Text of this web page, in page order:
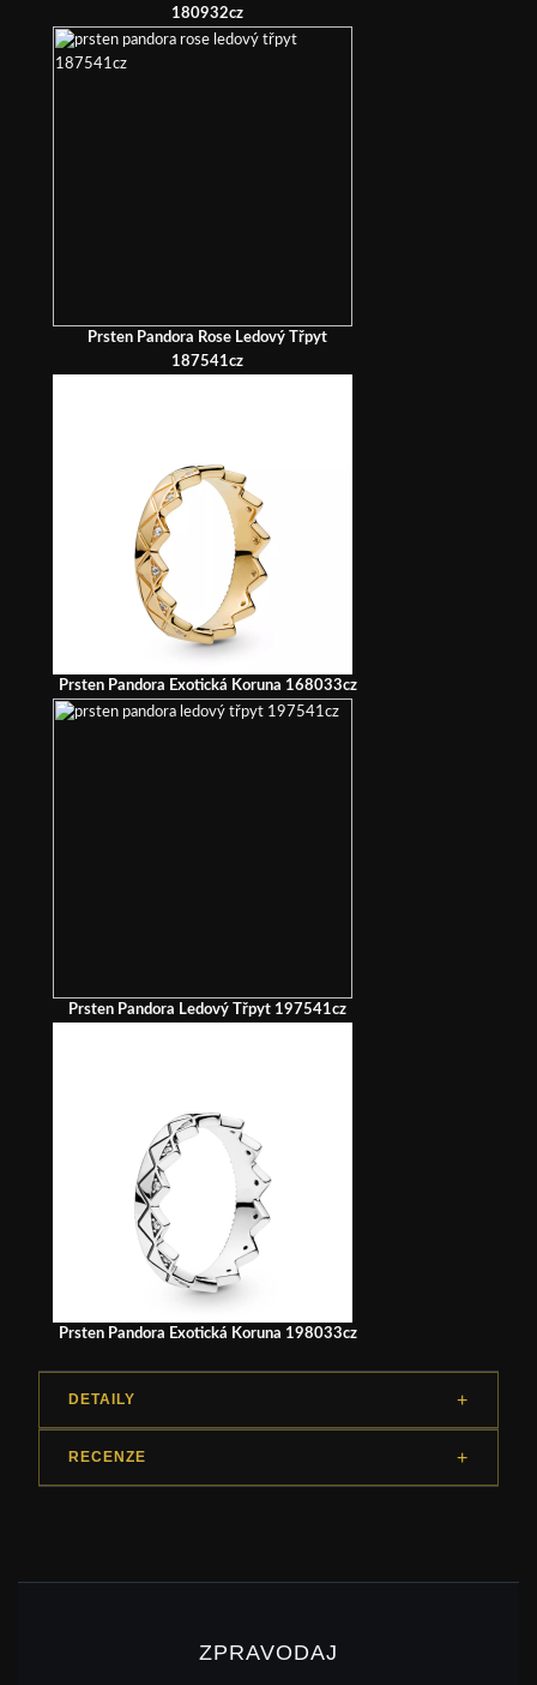
180932cz
Prsten Pandora Rose Ledový Třpyt
187541cz
Prsten Pandora Exotická Koruna 168033cz
Prsten Pandora Ledový Třpyt 197541cz
Prsten Pandora Exotická Koruna 198033cz
DETAILY
RECENZE
ZPRAVODAJ